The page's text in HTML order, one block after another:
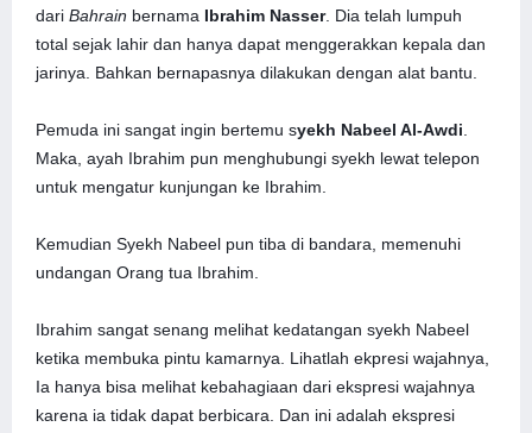
dari Bahrain bernama Ibrahim Nasser. Dia telah lumpuh
total sejak lahir dan hanya dapat menggerakkan kepala dan
jarinya. Bahkan bernapasnya dilakukan dengan alat bantu.
Pemuda ini sangat ingin bertemu syekh Nabeel Al-Awdi
Maka, ayah Ibrahim pun menghubungi syekh lewat telepon
untuk mengatur kunjungan ke Ibrahim.
Kemudian Syekh Nabeel pun tiba di bandara, memenuhi
undangan Orang tua Ibrahim.
Ibrahim sangat senang melihat kedatangan syekh Nabeel
ketika membuka pintu kamarnya. Lihatlah ekpresi wajahnya,
Ia hanya bisa melihat kebahagiaan dari ekspresi wajahnya
karena ia tidak dapat berbicara. Dan ini adalah ekspresi